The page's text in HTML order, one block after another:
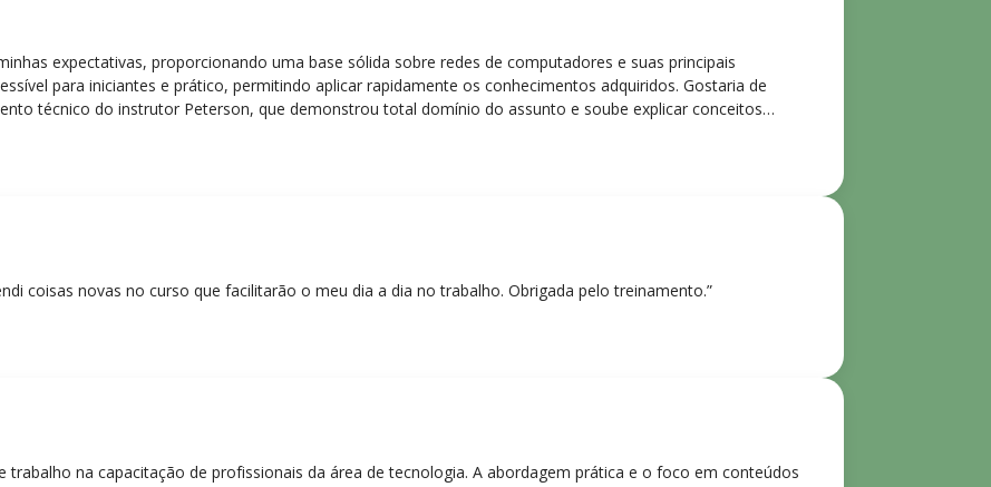
expectativas, proporcionando uma base sólida sobre redes de computadores e suas principais
para iniciantes e prático, permitindo aplicar rapidamente os conhecimentos adquiridos. Gostaria de
técnico do instrutor Peterson, que demonstrou total domínio do assunto e soube explicar conceitos
facilitou o aprendizado e tornou as aulas dinâmicas e envolventes. Recomendo o curso para todos que
em redes!”
coisas novas no curso que facilitarão o meu dia a dia no trabalho. Obrigada pelo treinamento.”
trabalho na capacitação de profissionais da área de tecnologia. A abordagem prática e o foco em conteúdos